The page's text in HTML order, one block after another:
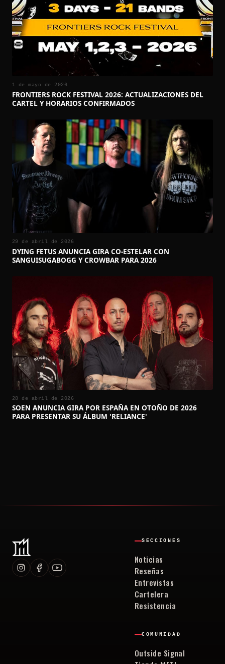
1 de mayo de 2026
FRONTIERS ROCK FESTIVAL 2026: ACTUALIZACIONES DEL
CARTEL Y HORARIOS CONFIRMADOS
29 de abril de 2026
DYING FETUS ANUNCIA GIRA CO-ESTELAR CON
SANGUISUGABOGG Y CROWBAR PARA 2026
28 de abril de 2026
SOEN ANUNCIA GIRA POR ESPAÑA EN OTOÑO DE 2026
PARA PRESENTAR SU ÁLBUM 'RELIANCE'
SECCIONES
Noticias
Reseñas
Entrevistas
Cartelera
Resistencia
COMUNIDAD
Outside Signal